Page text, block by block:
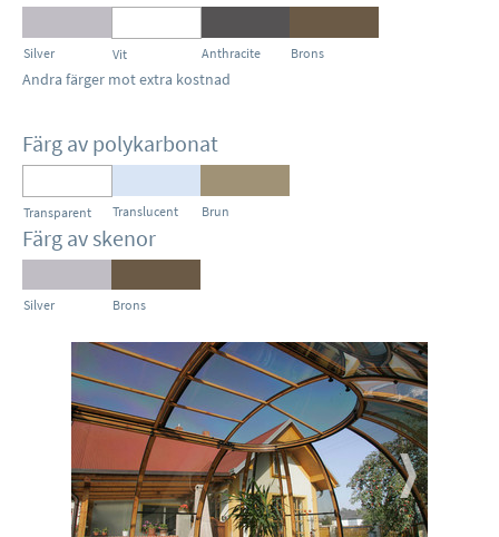
Silver Vit Anthracite Brons
Andra färger mot extra kostnad
Färg av polykarbonat
Transparent Translucent Brun
Färg av skenor
Silver Brons